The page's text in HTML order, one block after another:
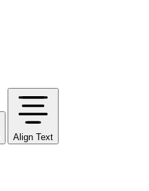
Align Text